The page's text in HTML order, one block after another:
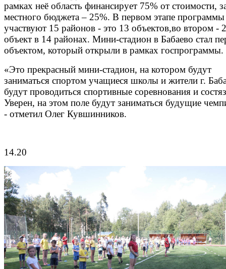
рамках неё область финансирует 75% от стоимости,
местного бюджета – 25%. В первом этапе программы
участвуют 15 районов - это 13 объектов,во втором -
объект в 14 районах. Мини-стадион в Бабаево стал
объектом, который открыли в рамках госпрограммы.
«Это прекрасный мини-стадион, на котором будут
заниматься спортом учащиеся школы и жители г.
будут проводиться спортивные соревнования и
Уверен, на этом поле будут заниматься будущие
- отметил Олег Кувшинников.
14.20